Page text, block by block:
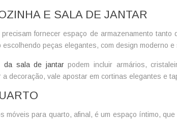
E SALA DE JANTAR
fornecer espaço de armazenamento tanto
escolhendo peças elegantes, com design moderno e
da sala de jantarpodem incluir armários,
decoração, vale apostar em cortinas elegantes e
móveis para quarto, afinal, é um espaço íntimo,